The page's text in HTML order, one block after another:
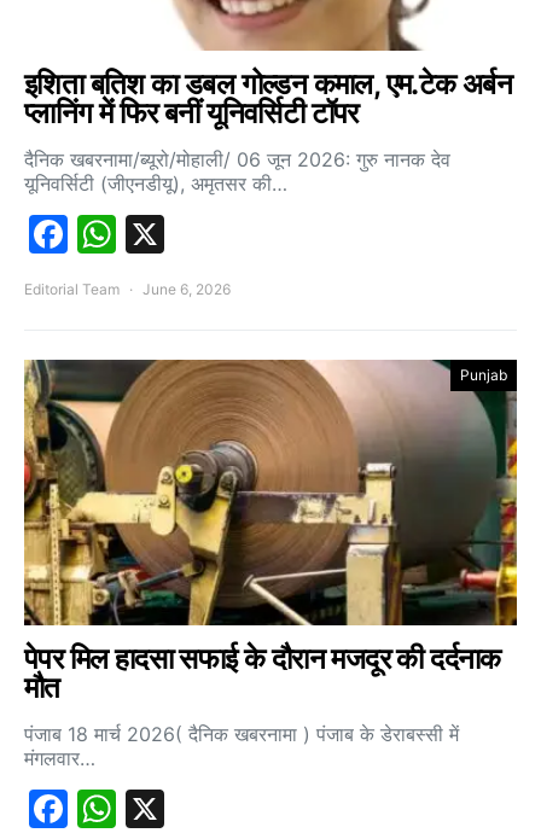
इशिता बतिश का डबल गोल्डन कमाल, एम.टेक अर्बन
प्लानिंग में फिर बनीं यूनिवर्सिटी टॉपर
दैनिक खबरनामा/ब्यूरो/मोहाली/ 06 जून 2026: गुरु नानक देव
यूनिवर्सिटी (जीएनडीयू), अमृतसर की…
Facebook
WhatsApp
Editorial Team June 6, 2026
Punjab
पेपर मिल हादसा सफाई के दौरान मजदूर की दर्दनाक
मौत
पंजाब 18 मार्च 2026( दैनिक खबरनामा ) पंजाब के डेराबस्सी में
मंगलवार…
Facebook
WhatsApp